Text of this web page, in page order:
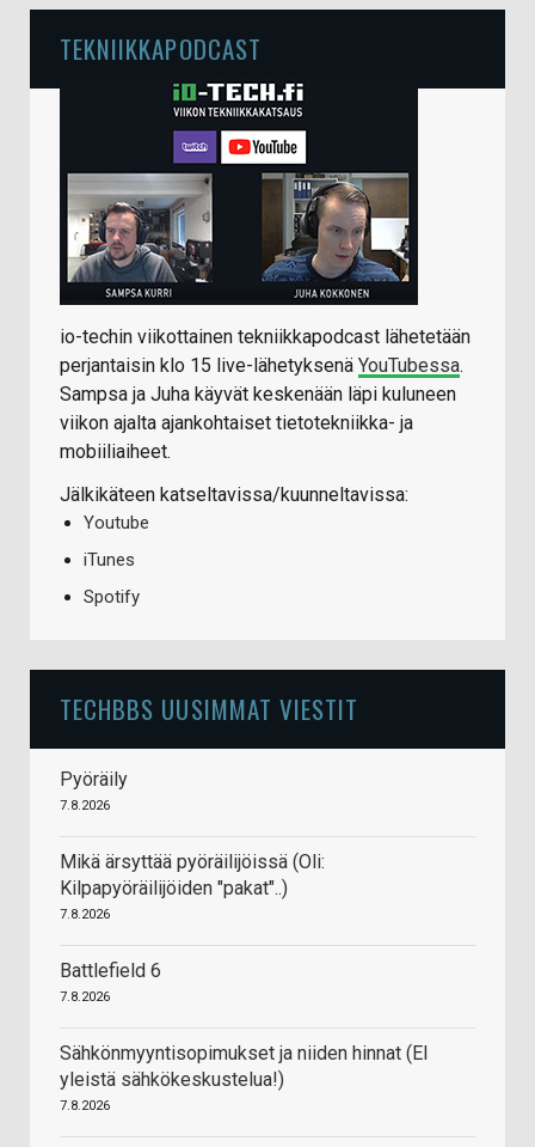
TEKNIIKKAPODCAST
io-techin viikottainen tekniikkapodcast lähetetään
perjantaisin klo 15 live-lähetyksenä YouTubessa.
Sampsa ja Juha käyvät keskenään läpi kuluneen
viikon ajalta ajankohtaiset tietotekniikka- ja
mobiiliaiheet.
Jälkikäteen katseltavissa/kuunneltavissa:
Youtube
iTunes
Spotify
TECHBBS UUSIMMAT VIESTIT
Pyöräily
7.8.2026
Mikä ärsyttää pyöräilijöissä (Oli:
Kilpapyöräilijöiden "pakat"..)
7.8.2026
Battlefield 6
7.8.2026
Sähkönmyyntisopimukset ja niiden hinnat (EI
yleistä sähkökeskustelua!)
7.8.2026